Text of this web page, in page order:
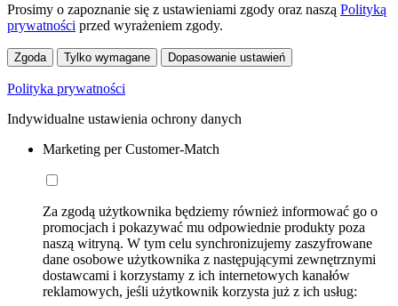
Prosimy o zapoznanie się z ustawieniami zgody oraz naszą Polityką
prywatności przed wyrażeniem zgody.
Zgoda Tylko wymagane Dopasowanie ustawień
Polityka prywatności
Indywidualne ustawienia ochrony danych
Marketing per Customer-Match
Za zgodą użytkownika będziemy również informować go o
promocjach i pokazywać mu odpowiednie produkty poza
naszą witryną. W tym celu synchronizujemy zaszyfrowane
dane osobowe użytkownika z następującymi zewnętrznymi
dostawcami i korzystamy z ich internetowych kanałów
reklamowych, jeśli użytkownik korzysta już z ich usług: